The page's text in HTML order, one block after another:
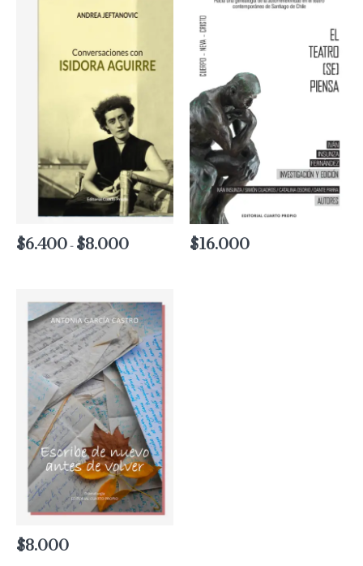
$6.400- $8.000Rango
hasta
$8.000
$16.000
$8.000